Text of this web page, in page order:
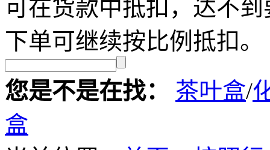
可在货款中抵扣，达不
下单可继续按比例抵扣。
您是不是在找：
茶叶盒/
盒